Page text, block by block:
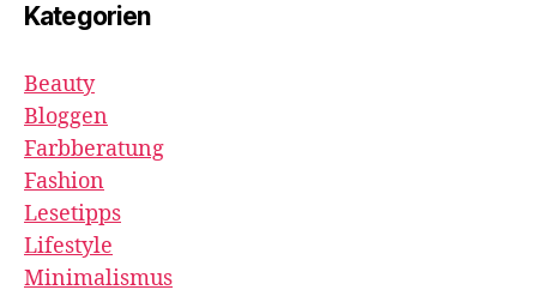
Kategorien
Beauty
Bloggen
Farbberatung
Fashion
Lesetipps
Lifestyle
Minimalismus